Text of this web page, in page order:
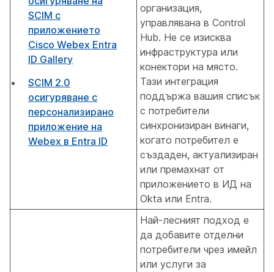
SCIM с
приложението
Cisco Webex Entra
ID Gallery
SCIM 2.0
осигуряване с
персонализирано
приложение на
Webex в Entra ID
организация,
управлявана в Control
Hub. Не се изисква
инфраструктура или
конектори на място.
Тази интеграция
поддържа вашия списък
с потребители
синхронизиран винаги,
когато потребител е
създаден, актуализиран
или премахнат от
приложението в ИД на
Okta или Entra.
Най-лесният подход е
да добавите отделни
потребители чрез имейл
или услуги за